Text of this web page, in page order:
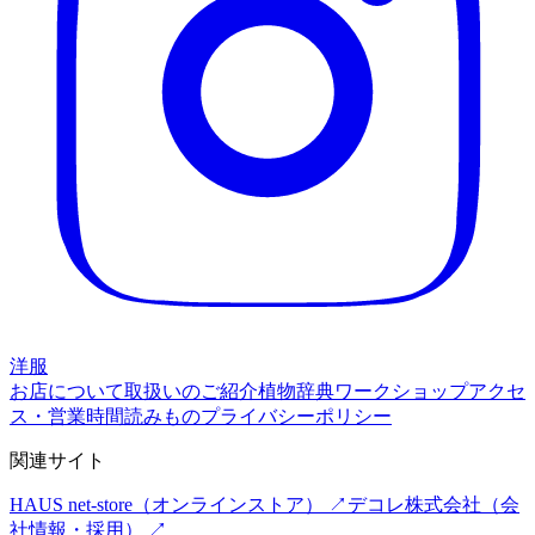
洋服
お店について取扱いのご紹介植物辞典ワークショップアクセ
ス・営業時間読みものプライバシーポリシー
関連サイト
HAUS net-store （オンラインストア） ↗ デコレ株式会社 （会
社情報・採用） ↗